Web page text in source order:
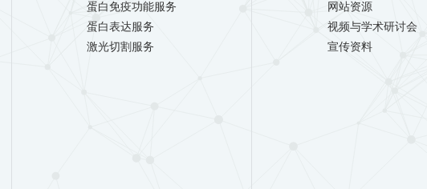
蛋白免疫功能服务
蛋白表达服务
激光切割服务
网站资源
视频与学术研讨会
宣传资料